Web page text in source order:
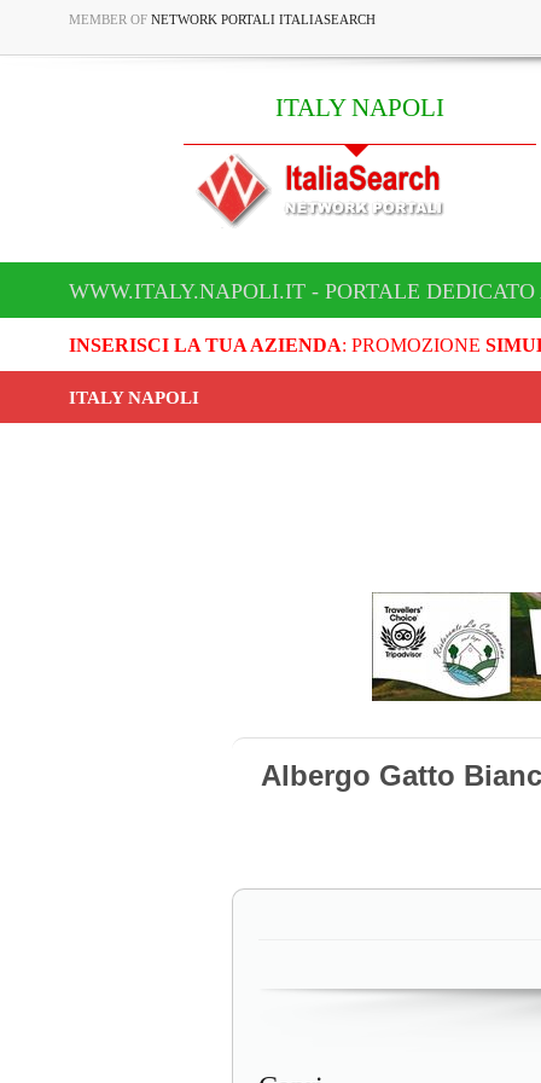
MEMBER OF NETWORK PORTALI ITALIASEARCH
ITALY NAPOLI
WWW.ITALY.NAPOLI.IT - PORTALE
INSERISCI LA TUA AZIENDA: PROMOZIONE
ITALY NAPOLI
Albergo Gatto